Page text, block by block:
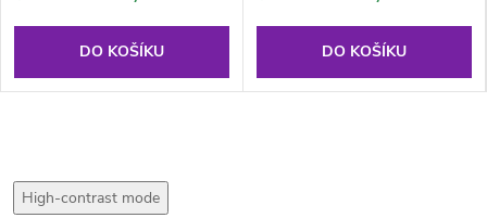
DO KOŠÍKU DO KOŠÍKU
High-contrast mode